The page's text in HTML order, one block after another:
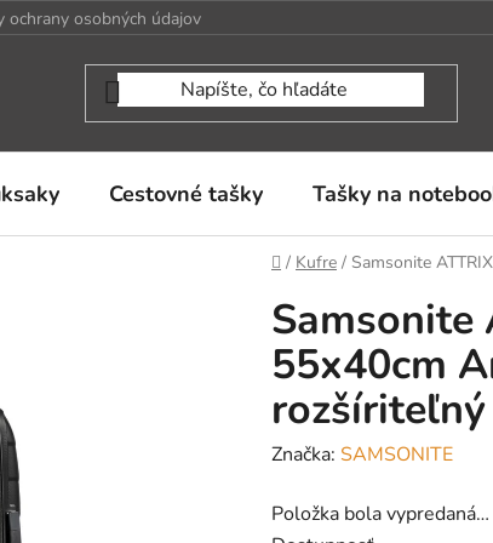
ochrany osobných údajov
Cestovné tašky Tašky na
Domov
/ Kufre / Samsonite
Samsonite
55x40cm
rozšíriteľný
Značka: SAMSONITE
Položka bola vypredaná…